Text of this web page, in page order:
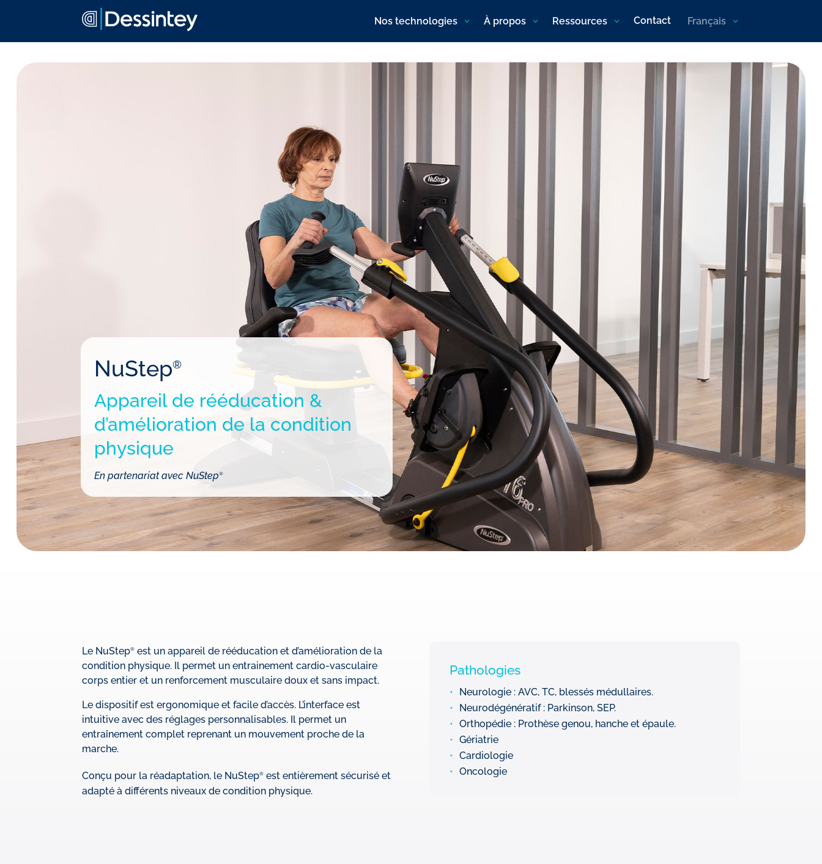
Nos technologies À propos Ressources Contact Français
NuStep®
Appareil de rééducation &
d’amélioration de la condition
physique
En partenariat avec NuStep®
Le NuStep® est un appareil de rééducation et d’amélioration de la
condition physique. Il permet un entrainement cardio-vasculaire
corps entier et un renforcement musculaire doux et sans impact.
Le dispositif est ergonomique et facile d’accès. L’interface est
intuitive avec des réglages personnalisables. Il permet un
entraînement complet reprenant un mouvement proche de la
marche.
Conçu pour la réadaptation, le NuStep® est entièrement sécurisé et
adapté à différents niveaux de condition physique.
Pathologies
Neurologie : AVC, TC, blessés médullaires.
Neurodégénératif : Parkinson, SEP.
Orthopédie : Prothèse genou, hanche et épaule.
Gériatrie
Cardiologie
Oncologie